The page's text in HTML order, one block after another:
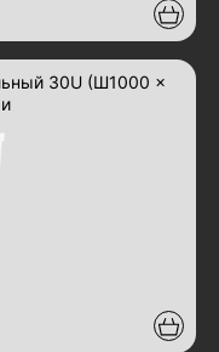
30U (Ш1000 ×